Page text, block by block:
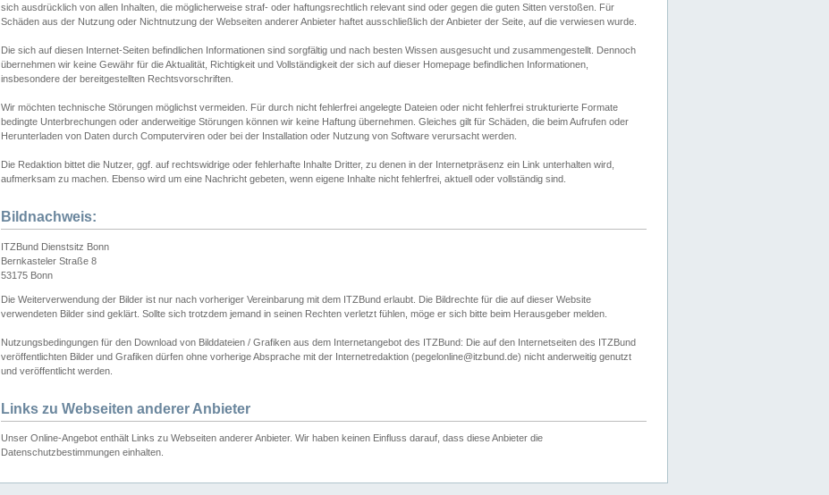
sich ausdrücklich von allen Inhalten, die möglicherweise straf- oder haftungsrechtlich relevant sind oder gegen die guten Sitten verstoßen. Für
Schäden aus der Nutzung oder Nichtnutzung der Webseiten anderer Anbieter haftet ausschließlich der Anbieter der Seite, auf die verwiesen wurde.
Die sich auf diesen Internet-Seiten befindlichen Informationen sind sorgfältig und nach besten Wissen ausgesucht und zusammengestellt. Dennoch
übernehmen wir keine Gewähr für die Aktualität, Richtigkeit und Vollständigkeit der sich auf dieser Homepage befindlichen Informationen,
insbesondere der bereitgestellten Rechtsvorschriften.
Wir möchten technische Störungen möglichst vermeiden. Für durch nicht fehlerfrei angelegte Dateien oder nicht fehlerfrei strukturierte Formate
bedingte Unterbrechungen oder anderweitige Störungen können wir keine Haftung übernehmen. Gleiches gilt für Schäden, die beim Aufrufen oder
Herunterladen von Daten durch Computerviren oder bei der Installation oder Nutzung von Software verursacht werden.
Die Redaktion bittet die Nutzer, ggf. auf rechtswidrige oder fehlerhafte Inhalte Dritter, zu denen in der Internetpräsenz ein Link unterhalten wird,
aufmerksam zu machen. Ebenso wird um eine Nachricht gebeten, wenn eigene Inhalte nicht fehlerfrei, aktuell oder vollständig sind.
Bildnachweis:
ITZBund Dienstsitz Bonn
Bernkasteler Straße 8
53175 Bonn
Die Weiterverwendung der Bilder ist nur nach vorheriger Vereinbarung mit dem ITZBund erlaubt. Die Bildrechte für die auf dieser Website
verwendeten Bilder sind geklärt. Sollte sich trotzdem jemand in seinen Rechten verletzt fühlen, möge er sich bitte beim Herausgeber melden.
Nutzungsbedingungen für den Download von Bilddateien / Grafiken aus dem Internetangebot des ITZBund: Die auf den Internetseiten des ITZBund
veröffentlichten Bilder und Grafiken dürfen ohne vorherige Absprache mit der Internetredaktion (pegelonline@itzbund.de) nicht anderweitig genutzt
und veröffentlicht werden.
Links zu Webseiten anderer Anbieter
Unser Online-Angebot enthält Links zu Webseiten anderer Anbieter. Wir haben keinen Einfluss darauf, dass diese Anbieter die
Datenschutzbestimmungen einhalten.